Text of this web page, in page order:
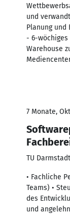
und
Planung
- 6-
Warehouse
7 Monate,
TU Darmstadt
• Fachliche
Teams) •
des
und